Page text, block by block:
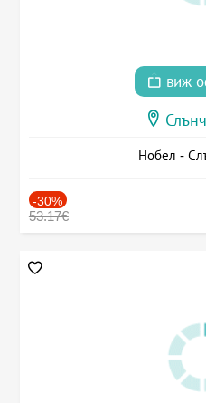
виж
Нобел -
-30%
53.17€